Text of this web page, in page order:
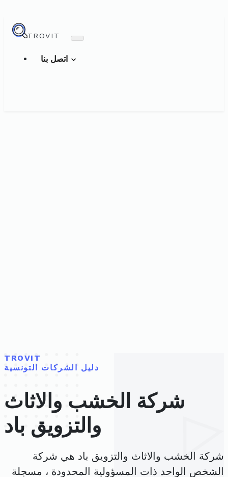
TROVIT
TROVIT
دليل الشركات التونسية
شركة الخشب والاثاث
والتزويق باد
شركة الخشب والاثاث والتزويق باد هي شركة
الشخص الواحد ذات المسؤولية المحدودة ، مسجلة